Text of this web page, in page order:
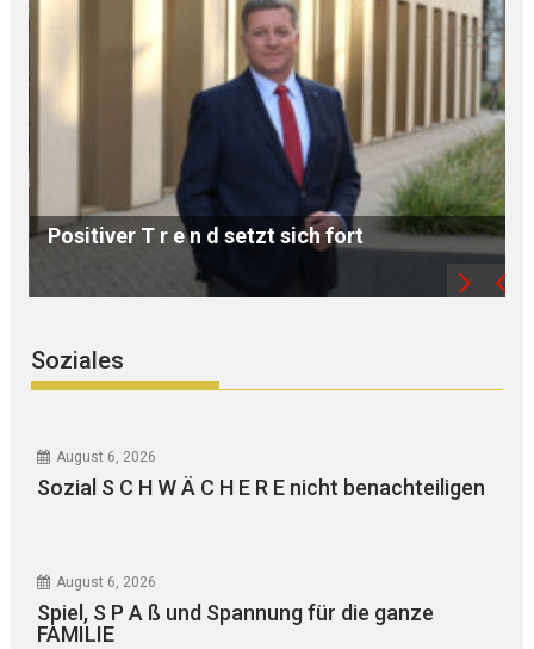
Landkreis Landshut ordnet K L I M A S C H U
T Z S T R U K T U R E N neu
Soziales
August 6, 2026
Sozial S C H W Ä C H E R E nicht benachteiligen
August 6, 2026
Spiel, S P A ß und Spannung für die ganze
FAMILIE